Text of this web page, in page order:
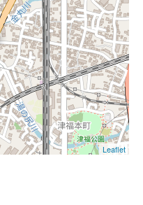
Leaflet